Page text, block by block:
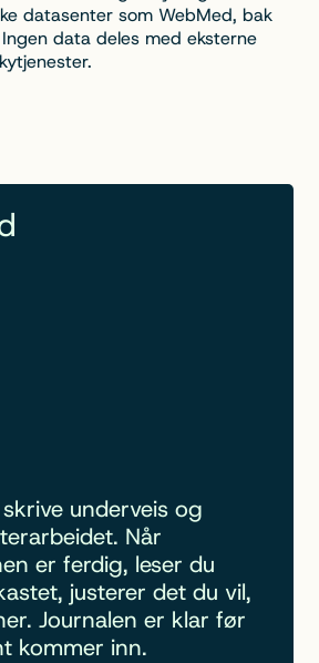
datasenter som WebMed, bak
data deles med eksterne
underveis og
Når
er ferdig, leser du
justerer det du vil,
Journalen er klar før
kommer inn.